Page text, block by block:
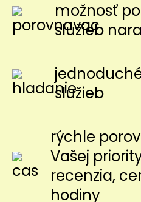
možnosť
služieb
služieb
rýchle
Vašej
recenzia,
hodiny